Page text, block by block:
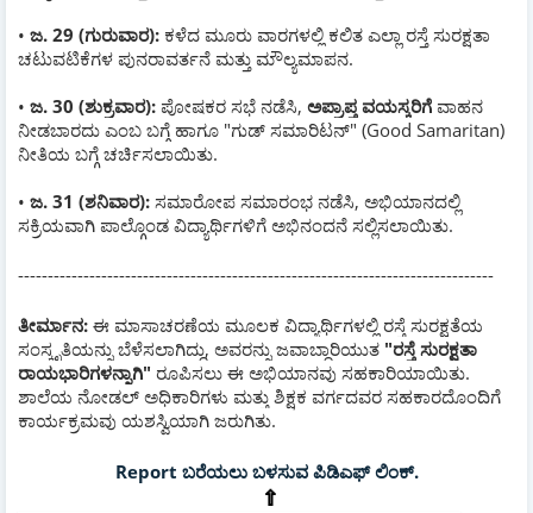
• ಜ. 29 (ಗುರುವಾರ): ಕಳೆದ ಮೂರು ವಾರಗಳಲ್ಲಿ ಕಲಿತ ಎಲ್ಲಾ ರಸ್ತೆ ಸುರಕ್ಷತಾ
ಚಟುವಟಿಕೆಗಳ ಪುನರಾವರ್ತನೆ ಮತ್ತು ಮೌಲ್ಯಮಾಪನ.
• ಜ. 30 (ಶುಕ್ರವಾರ): ಪೋಷಕರ ಸಭೆ ನಡೆಸಿ, ಅಪ್ರಾಪ್ತ ವಯಸ್ಕರಿಗೆ ವಾಹನ
ನೀಡಬಾರದು ಎಂಬ ಬಗ್ಗೆ ಹಾಗೂ "ಗುಡ್ ಸಮಾರಿಟನ್" (Good Samaritan)
ನೀತಿಯ ಬಗ್ಗೆ ಚರ್ಚಿಸಲಾಯಿತು.
• ಜ. 31 (ಶನಿವಾರ): ಸಮಾರೋಪ ಸಮಾರಂಭ ನಡೆಸಿ, ಅಭಿಯಾನದಲ್ಲಿ
ಸಕ್ರಿಯವಾಗಿ ಪಾಲ್ಗೊಂಡ ವಿದ್ಯಾರ್ಥಿಗಳಿಗೆ ಅಭಿನಂದನೆ ಸಲ್ಲಿಸಲಾಯಿತು.
--------------------------------------------------------------------------------
ತೀರ್ಮಾನ: ಈ ಮಾಸಾಚರಣೆಯ ಮೂಲಕ ವಿದ್ಯಾರ್ಥಿಗಳಲ್ಲಿ ರಸ್ತೆ ಸುರಕ್ಷತೆಯ
ಸಂಸ್ಕೃತಿಯನ್ನು ಬೆಳೆಸಲಾಗಿದ್ದು, ಅವರನ್ನು ಜವಾಬ್ದಾರಿಯುತ "ರಸ್ತೆ ಸುರಕ್ಷತಾ
ರಾಯಭಾರಿಗಳನ್ನಾಗಿ" ರೂಪಿಸಲು ಈ ಅಭಿಯಾನವು ಸಹಕಾರಿಯಾಯಿತು.
ಶಾಲೆಯ ನೋಡಲ್ ಅಧಿಕಾರಿಗಳು ಮತ್ತು ಶಿಕ್ಷಕ ವರ್ಗದವರ ಸಹಕಾರದೊಂದಿಗೆ
ಕಾರ್ಯಕ್ರಮವು ಯಶಸ್ವಿಯಾಗಿ ಜರುಗಿತು.
Report ಬರೆಯಲು ಬಳಸುವ ಪಿಡಿಎಫ್ ಲಿಂಕ್.
⇧